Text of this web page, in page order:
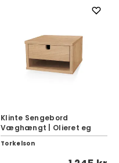
Klinte Sengebord
Væghængt | Olieret eg
Torkelson